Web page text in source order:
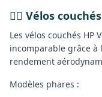
🚴‍♂️ Vélos
Les vélos couchés
incomparable grâce
rendement
Modèles phares :